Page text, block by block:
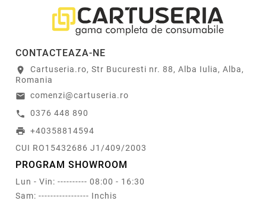
CONTACTEAZA-NE
location_on
Cartuseria.ro, Str Bucuresti nr. 88, Alba Iulia, Alba,
Romania
email comenzi@cartuseria.ro
call 0376 448 890
print +40358814594
CUI RO15432686 J1/409/2003
PROGRAM SHOWROOM
Lun - Vin: ---------- 08:00 - 16:30
Sam: ----------------- Inchis